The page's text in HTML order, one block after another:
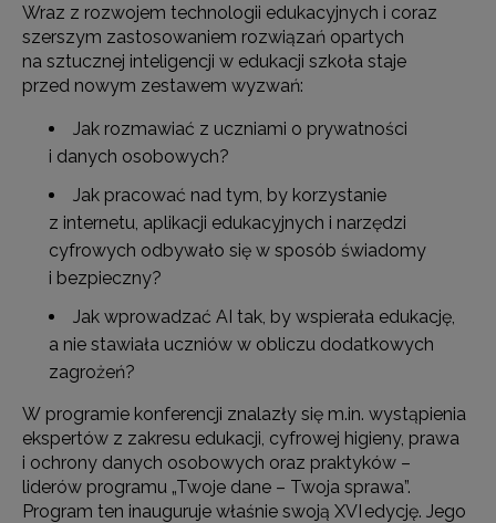
Wraz z rozwojem technologii edukacyjnych i coraz
szerszym zastosowaniem rozwiązań opartych
na sztucznej inteligencji w edukacji szkoła staje
przed nowym zestawem wyzwań:
Jak rozmawiać z uczniami o prywatności
i danych osobowych?
Jak pracować nad tym, by korzystanie
z internetu, aplikacji edukacyjnych i narzędzi
cyfrowych odbywało się w sposób świadomy
i bezpieczny?
Jak wprowadzać AI tak, by wspierała edukację,
a nie stawiała uczniów w obliczu dodatkowych
zagrożeń?
W programie konferencji znalazły się m.in. wystąpienia
ekspertów z zakresu edukacji, cyfrowej higieny, prawa
i ochrony danych osobowych oraz praktyków –
liderów programu „Twoje dane – Twoja sprawa”.
Program ten inauguruje właśnie swoją XVI edycję. Jego